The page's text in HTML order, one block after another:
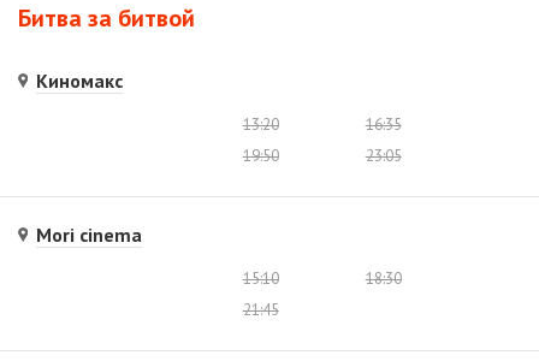
Битва за битвой
Киномакс
13:20
16:35
19:50
23:05
Mori cinema
15:10
18:30
21:45